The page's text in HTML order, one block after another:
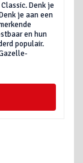
Denk je
je aan een
en hun
populair.